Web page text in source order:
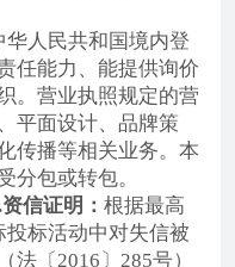
华人民共和国境内登
任能力、能提供询价
。营业执照规定的营
平面设计、品牌策
传播等相关业务。本
分包或转包。
信证明： 根据最高
投标活动中对失信被
〔2016〕285号）